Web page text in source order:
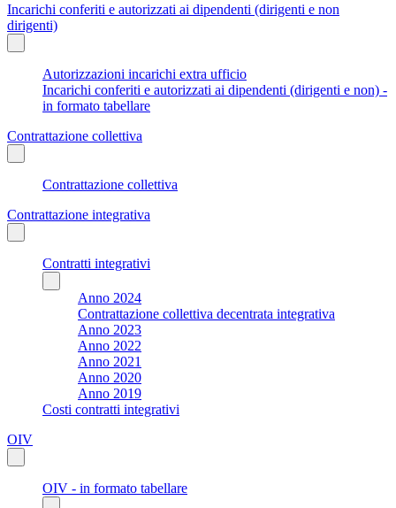
Incarichi conferiti e autorizzati ai dipendenti (dirigenti e non
dirigenti)
Autorizzazioni incarichi extra ufficio
Incarichi conferiti e autorizzati ai dipendenti (dirigenti e non) -
in formato tabellare
Contrattazione collettiva
Contrattazione collettiva
Contrattazione integrativa
Contratti integrativi
Anno 2024
Contrattazione collettiva decentrata integrativa
Anno 2023
Anno 2022
Anno 2021
Anno 2020
Anno 2019
Costi contratti integrativi
OIV
OIV - in formato tabellare